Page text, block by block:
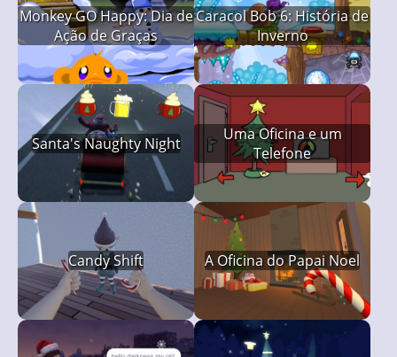
Monkey GO Happy: Dia de
Ação de Graças
Caracol Bob 6: História de
Inverno
Santa's Naughty Night
Uma Oficina e um
Telefone
Candy Shift A Oficina do Papai Noel